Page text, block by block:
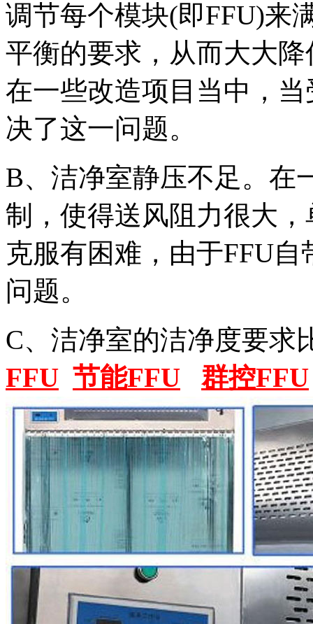
调节每个模块(即FFU)来
平衡的要求，从而大大
在一些改造项目当中，
决了这一问题。
B、洁净室静压不足。在
制，使得送风阻力很大
克服有困难，由于FFU
问题。
C、洁净室的洁净度要求
FFU 节能FFU 群控FFU